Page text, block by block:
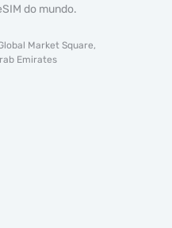
do mundo.
Market Square,
Emirates